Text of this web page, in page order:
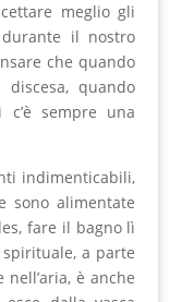
meglio gli
il nostro
che quando
quando
sempre una
indimenticabili,
sono alimentate
fare il bagno lì
a parte
è anche